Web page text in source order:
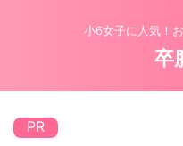
小6女子に人気！
卒
PR